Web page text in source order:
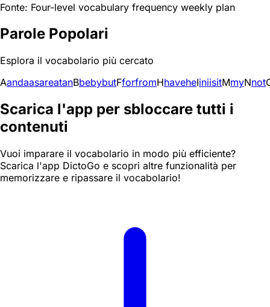
Fonte: Four-level vocabulary frequency weekly plan
Parole Popolari
Esplora il vocabolario più cercato
AandaasareatanBbebybutFforfromHhaveheIiniisitMmyNnot
Scarica l'app per sbloccare tutti i
contenuti
Vuoi imparare il vocabolario in modo più efficiente?
Scarica l'app DictoGo e scopri altre funzionalità per
memorizzare e ripassare il vocabolario!